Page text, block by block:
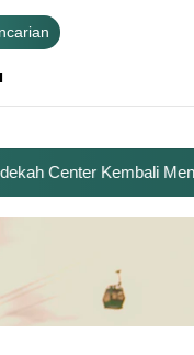
Center Kembali